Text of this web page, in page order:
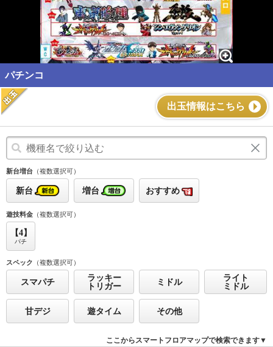
パチンコ
出玉情報はこちら
新台増台 （複数選択可）
新台 増台 おすすめ
遊技料金 （複数選択可）
【4】
パチ
スペック （複数選択可）
スマパチ
ラッキー
トリガー
ミドル
ライト
ミドル
甘デジ 遊タイム その他
ここからスマートフロアマップで検索できます▼